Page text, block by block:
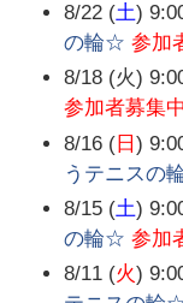
8/22 (土)
の輪☆ 参加
8/18 (火)
参加者募集中
8/16 (日 )
うテニスの
8/15 (土)
の輪☆ 参加
8/11 (火)